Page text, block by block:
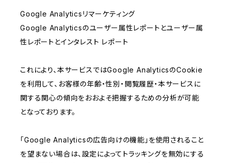
Google Analyticsリマーケティング
Google Analyticsのユーザー属性レポートとユーザー属
性レポートとインタレスト レポート
これにより、本サービスではGoogle AnalyticsのCookie
を利用して、お客様の年齢・性別・閲覧履歴・本サービスに
関する関心の傾向をおおよそ把握するための分析が可能
となっております。
「Google Analyticsの広告向けの機能」を使用されること
を望まない場合は、設定によってトラッキングを無効にする